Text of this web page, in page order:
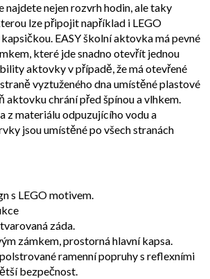
najdete nejen rozvrh hodin, ale taky
lze připojit například i LEGO
EASY školní aktovka má pevné
které jde snadno otevřít jednou
aktovky v případě, že má otevřené
vyztuženého dna umístěné plastové
aktovku chrání před špínou a vlhkem.
z materiálu odpuzujícího vodu a
jsou umístěné po všech stranách
s LEGO motivem.
záda.
zámkem, prostorná hlavní kapsa.
ramenní popruhy s reflexními
bezpečnost.